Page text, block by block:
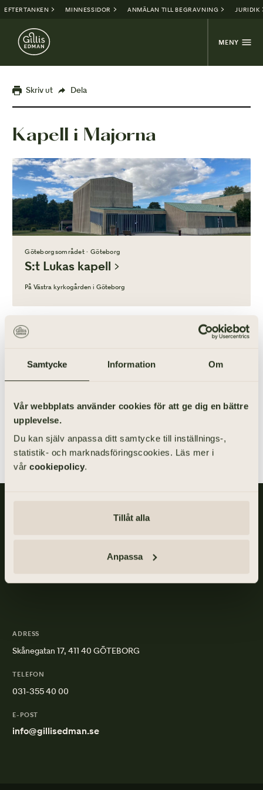
Samtycke Information Om
Vår webbplats använder cookies för att ge dig en bättre
upplevelse.
Du kan själv anpassa ditt samtycke till inställnings-,
statistik- och marknadsföringscookies. Läs mer i
vår cookiepolicy.
Tillåt alla
Anpassa
EFTERTANKEN MINNESSIDOR ANMÄLAN TILL BEGRAVNING JURIDIK
MENY
Skriv ut Dela
Kapell i Majorna
Göteborgsområdet · Göteborg
S:t Lukas kapell
På Västra kyrkogården i Göteborg
Göteborgsområdet · Majorna
S:t Markus kapell
På våra kontor fördelade över hela Västsverige hjälper vi kunder
Jobba hos oss
ADRESS
Skånegatan 17, 411 40 GÖTEBORG
TELEFON
031-355 40 00
E-POST
info@gillisedman.se